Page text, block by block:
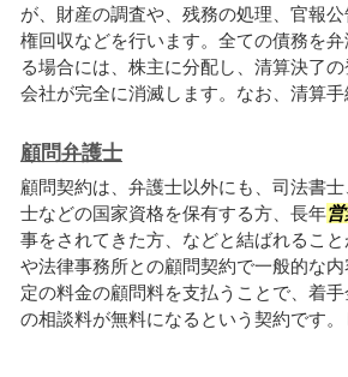
が、財産の調査や、残務の処理、官報
権回収などを行います。全ての債務を
る場合には、株主に分配し、清算決了の
会社が完全に消滅します。なお、清算
顧問弁護士
顧問契約は、弁護士以外にも、司法書
士などの国家資格を保有する方、長年
事をされてきた方、などと結ばれるこ
や法律事務所との顧問契約で一般的な
定の料金の顧問料を支払うことで、着
の相談料が無料になるという契約です